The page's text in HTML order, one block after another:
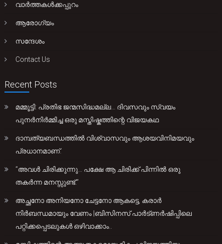
വാർത്തകൾക്കപ്പുറം
ആരോഗ്യം
സന്ദേശം
Contact Us
Recent Posts
മമ്മൂട്ടി: പ്രതിഭ ജന്മസിദ്ധമല്ല… ദിവസവും സ്വയം
പുനർനിർമ്മിച്ച ഒരു മസ്തിഷ്കത്തിന്റെ വിജയകഥ
ദാമ്പത്യബന്ധത്തിൽ വിശ്വാസവും ആശയവിനിമയവും
പ്രധാനമാണ്.
“അവൾ ചിരിക്കുന്നു… പക്ഷേ ആ ചിരിക്ക് പിന്നിൽ ഒരു
തകർന്ന മനസ്സുണ്ട്.”
അച്ഛനോ അനിയനോ ചേട്ടനോ ആകട്ടെ, കരാർ
നിർബന്ധമായും വേണം |ബിസിനസ് പാർട്ണർഷിപ്പിലെ
പറ്റിക്കപ്പെടലുകൾ ഒഴിവാക്കാം..